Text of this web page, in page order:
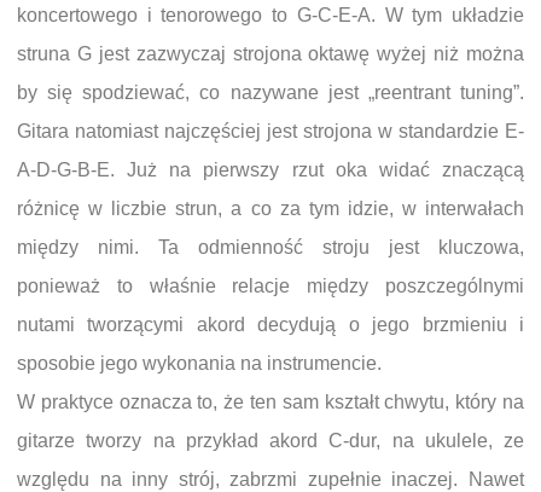
koncertowego i tenorowego to G-C-E-A. W tym układzie
struna G jest zazwyczaj strojona oktawę wyżej niż można
by się spodziewać, co nazywane jest „reentrant tuning”.
Gitara natomiast najczęściej jest strojona w standardzie E-
A-D-G-B-E. Już na pierwszy rzut oka widać znaczącą
różnicę w liczbie strun, a co za tym idzie, w interwałach
między nimi. Ta odmienność stroju jest kluczowa,
ponieważ to właśnie relacje między poszczególnymi
nutami tworzącymi akord decydują o jego brzmieniu i
sposobie jego wykonania na instrumencie.
W praktyce oznacza to, że ten sam kształt chwytu, który na
gitarze tworzy na przykład akord C-dur, na ukulele, ze
względu na inny strój, zabrzmi zupełnie inaczej. Nawet